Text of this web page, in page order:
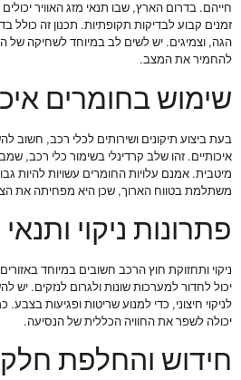
חייהם. בדרום הארץ, שבו תנאי מזג האוויר
זמנים קבוע לבדיקות תקופתיות. תכנון זה
הגה, וצמיגים. יש לשים לב במיוחד לשחיקה של
להחמיר את המצב.
שימוש בחומרים
בעת ביצוע תיקונים ושירותים לכלי רכב, חשוב
איכותיים. זהו שלב קרדינלי בשימור כלי רכב,
מיטבית. אמנם עלויות החומרים עשויות להיות
משתלמת בטווח הארוך, שכן היא מפחיתה את
פתרונות ניקוי
ניקוי ותחזוקת חוץ הרכב חשובים במיוחד
יכול לחדור למערכות שונות ולגרום לנזקים.
לניקוי חיצוני, כדי למנוע שריטות ופגיעות
יכולה לשפר את החוויה הכללית של הנסיעה.
חידוש והחלפת